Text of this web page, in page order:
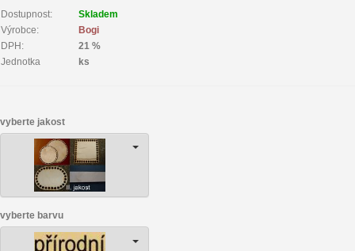
Dostupnost:
Skladem
Výrobce:
Bogi
DPH:
21 %
Jednotka
ks
vyberte jakost
vyberte barvu